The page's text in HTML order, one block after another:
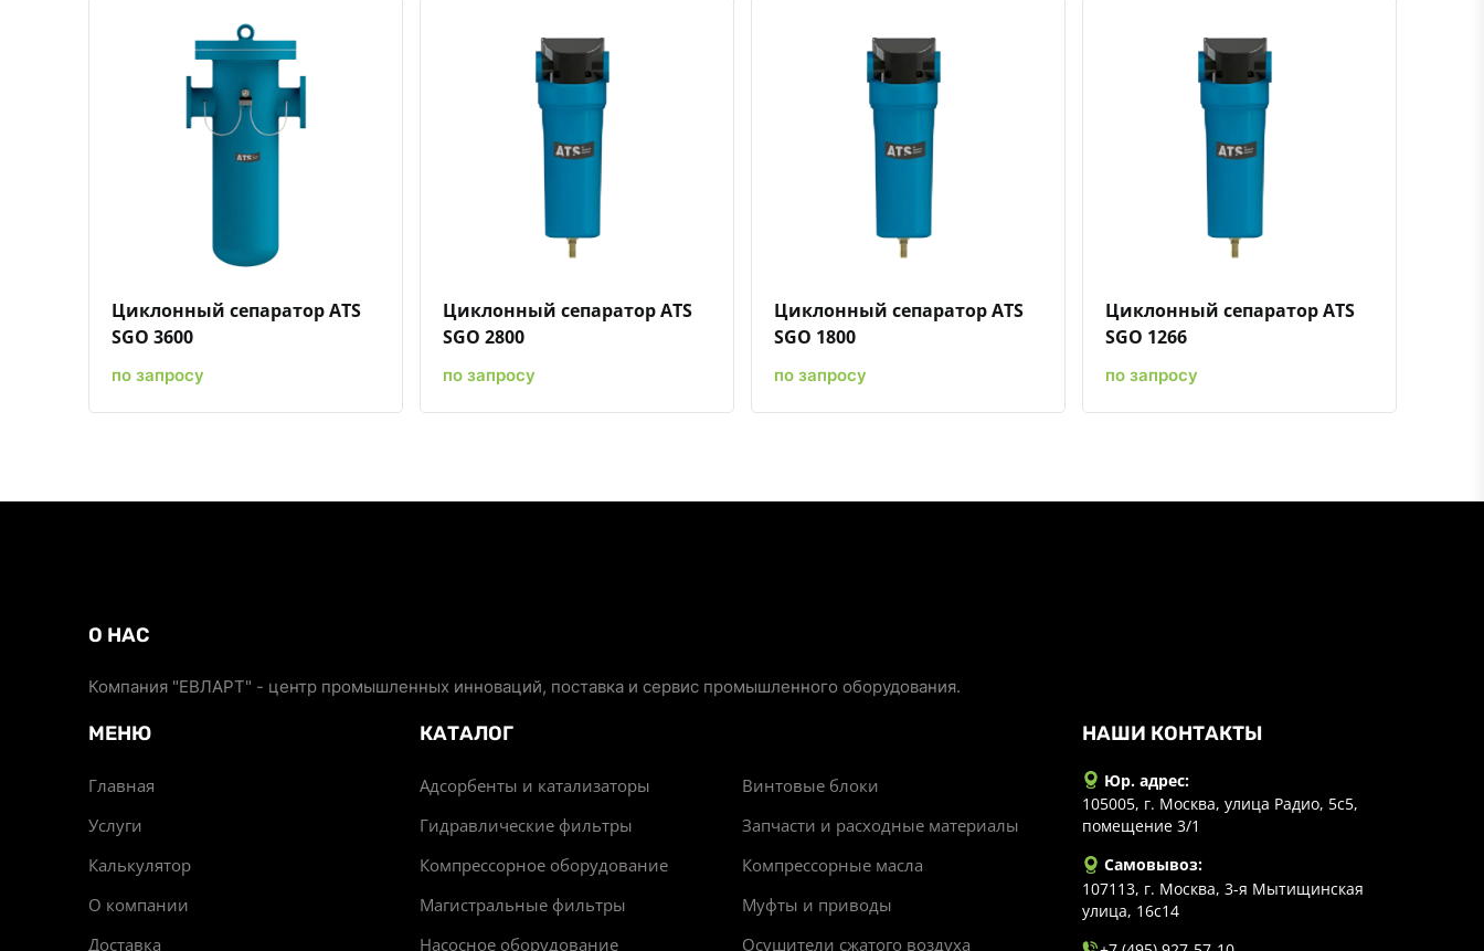
Циклонный сепаратор ATS
SGO 3600
по запросу
Быстрый просмотрДобавить к сравнению
Циклонный сепаратор ATS
SGO 2800
по запросу
Быстрый просмотрДобавить к сравнению
Циклонный сепаратор ATS
SGO 1800
по запросу
Быстрый просмотрДобавить к сравнению
Циклонный сепаратор ATS
SGO 1266
по запросу
О НАС
Компания "ЕВЛАРТ" - центр промышленных инноваций, поставка и сервис промышленного оборудования.
МЕНЮ
Главная
Услуги
Калькулятор
О компании
Доставка
КАТАЛОГ
Адсорбенты и катализаторы
Винтовые блоки
Гидравлические фильтры
Запчасти и расходные материалы
Компрессорное оборудование
Компрессорные масла
Магистральные фильтры
Муфты и приводы
Насосное оборудование
Осушители сжатого воздуха
НАШИ КОНТАКТЫ
Юр. адрес:
105005, г. Москва, улица Радио, 5с5,
помещение 3/1
Самовывоз:
107113, г. Москва, 3-я Мытищинская
улица, 16с14